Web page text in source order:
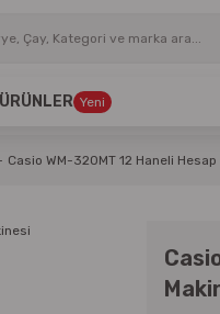
Yeni
Casio WM-320MT 12 Haneli